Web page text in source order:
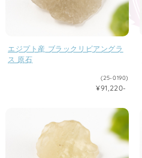
エジプト産 ブラックリビアングラ
ス 原石
(25-0190)
¥91,220-